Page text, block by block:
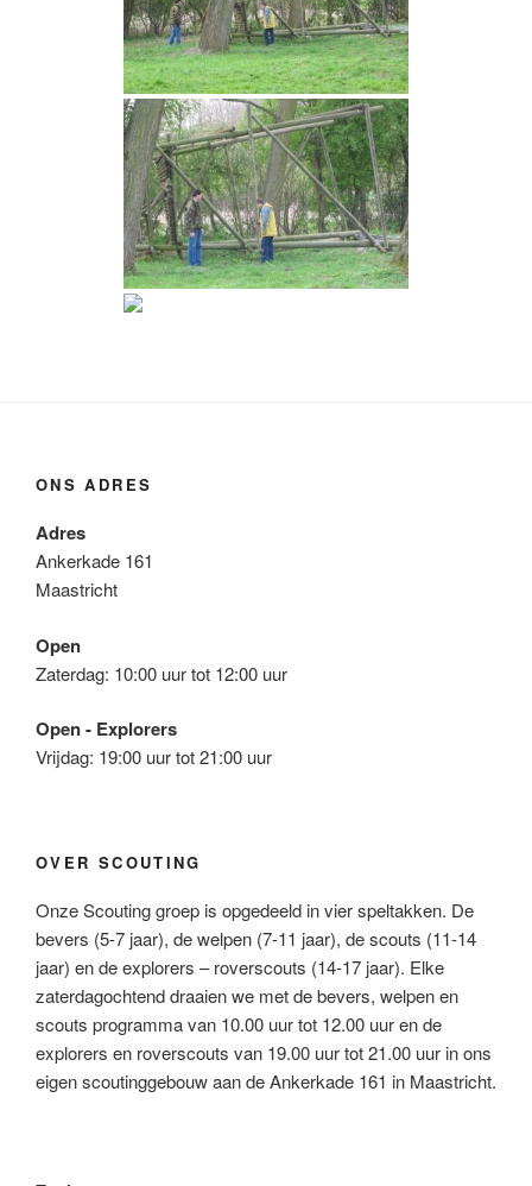
ONS ADRES
Adres
Ankerkade 161
Maastricht
Open
Zaterdag: 10:00 uur tot 12:00 uur
Open - Explorers
Vrijdag: 19:00 uur tot 21:00 uur
OVER SCOUTING
Onze Scouting groep is opgedeeld in vier speltakken. De
bevers (5-7 jaar), de welpen (7-11 jaar), de scouts (11-14
jaar) en de explorers – roverscouts (14-17 jaar). Elke
zaterdagochtend draaien we met de bevers, welpen en
scouts programma van 10.00 uur tot 12.00 uur en de
explorers en roverscouts van 19.00 uur tot 21.00 uur in ons
eigen scoutinggebouw aan de Ankerkade 161 in Maastricht.